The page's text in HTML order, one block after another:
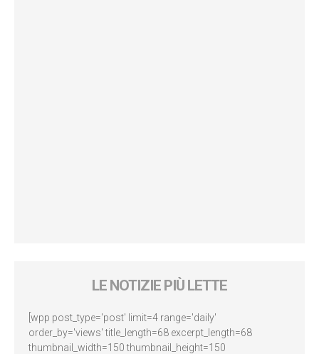
LE NOTIZIE PIÙ LETTE
[wpp post_type='post' limit=4 range='daily'
order_by='views' title_length=68 excerpt_length=68
thumbnail_width=150 thumbnail_height=150